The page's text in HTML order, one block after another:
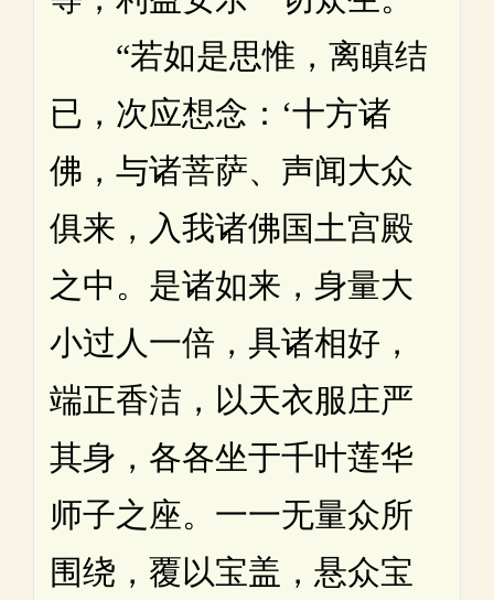
“若如是思惟，离瞋结
已，次应想念：‘十方诸
佛，与诸菩萨、声闻大众
俱来，入我诸佛国土宫殿
之中。是诸如来，身量大
小过人一倍，具诸相好，
端正香洁，以天衣服庄严
其身，各各坐于千叶莲华
师子之座。一一无量众所
围绕，覆以宝盖，悬众宝